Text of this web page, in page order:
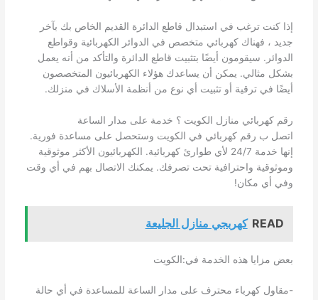
إذا كنت ترغب في استبدال قاطع الدائرة القديم الخاص بك بآخر
جديد ، فهناك كهربائي متخصص في الدوائر الكهربائية وقواطع
الدوائر. سيقومون أيضًا بتثبيت قاطع الدائرة والتأكد من أنه يعمل
بشكل مثالي. يمكن أن يساعدك هؤلاء الكهربائيون المتخصصون
أيضًا في ترقية أو تثبيت أي نوع من أنظمة الأسلاك في منزلك.
رقم كهربائي منازل الكويت ؟ خدمة على مدار الساعة
اتصل ب رقم كهربائي في الكويت وستحصل على مساعدة فورية.
إنها خدمة 24/7 لأي طوارئ كهربائية. الكهربائيون الأكثر موثوقية
وموثوقية واحترافية تحت تصرفك. يمكنك الاتصال بهم في أي وقت
وفي أي مكان!
READ كهربجي منازل الجليعة
بعض مزايا هذه الخدمة في:الكويت
-مقاول كهرباء محترف على مدار الساعة للمساعدة في أي حالة